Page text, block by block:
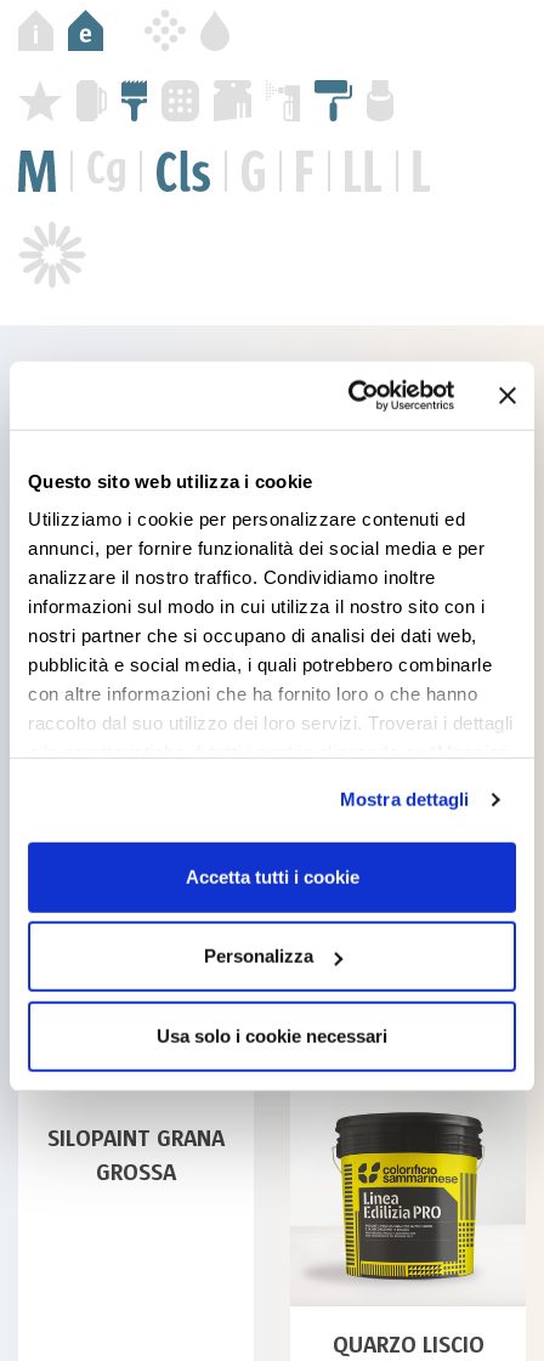
Questo sito web utilizza i cookie
Utilizziamo i cookie per personalizzare contenuti ed
annunci, per fornire funzionalità dei social media e per
analizzare il nostro traffico. Condividiamo inoltre
informazioni sul modo in cui utilizza il nostro sito con i
nostri partner che si occupano di analisi dei dati web,
pubblicità e social media, i quali potrebbero combinarle
con altre informazioni che ha fornito loro o che hanno
raccolto dal suo utilizzo dei loro servizi. Troverai i dettagli
cookie accettare. Per ulteriori informazioni consulta
lacookie policy.
Mostra dettagli
Accetta tutti i cookie
Personalizza
Usa solo i cookie necessari
interessarti
TONACRIL PLUS TITAN BETON
SILOPAINT GRANA
GROSSA
QUARZO LISCIO